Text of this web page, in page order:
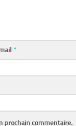
*
prochain commentaire.